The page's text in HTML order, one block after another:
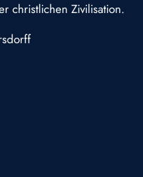
christlichen Zivilisation.